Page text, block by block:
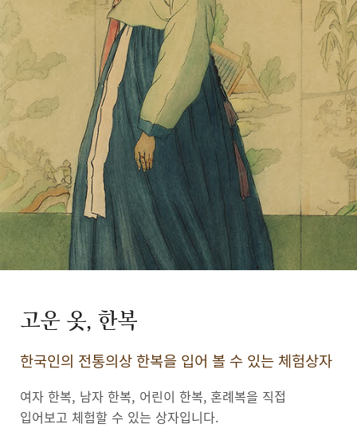
고운 옷, 한복
한국인의 전통의상 한복을 입어 볼 수 있는 체험상자
여자 한복, 남자 한복, 어린이 한복, 혼례복을 직접
입어보고 체험할 수 있는 상자입니다.